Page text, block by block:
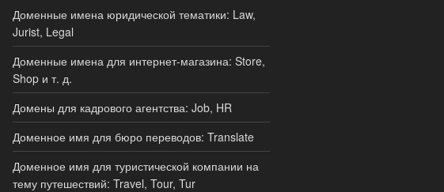
Доменные имена юридической тематики: Law,
Jurist, Legal
Доменные имена для интернет-магазина: Store,
Shop и т. д.
Домены для кадрового агентства: Job, HR
Доменное имя для бюро переводов: Translate
Доменное имя для туристической компании на
тему путешествий: Travel, Tour, Tur